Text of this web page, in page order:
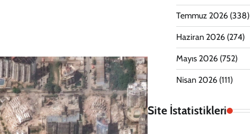
Temmuz 2026(338)
Haziran 2026(274)
Mayıs 2026(752)
Nisan 2026(111)
Site İstatistikleri